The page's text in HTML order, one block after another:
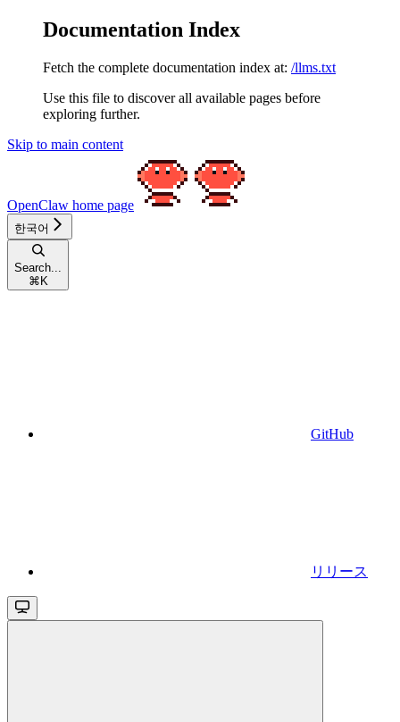
Documentation Index
Fetch the complete documentation index at: /llms.txt
Use this file to discover all available pages before
exploring further.
Skip to main content
OpenClaw home page
한국어
Search...
⌘ K
GitHub
リリース